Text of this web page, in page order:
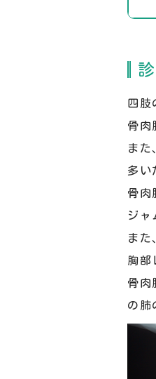
四肢
骨肉
また
多い
骨肉
ジャ
また
胸部
骨肉
の肺